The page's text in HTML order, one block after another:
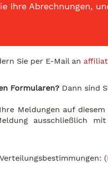
Ihre Abrechnungen,
Sie per E-Mail an
Formularen? Dann sind
Meldungen auf
ausschließlich